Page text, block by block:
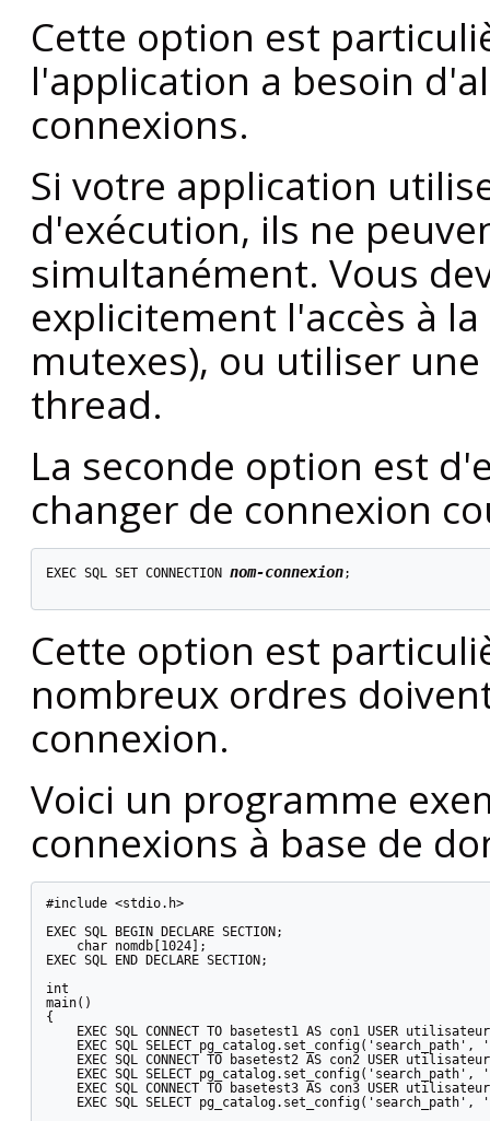
Cette option est
l'application a besoin
connexions.
Si votre application
d'exécution, ils ne
simultanément. Vous
explicitement l'accès à
mutexes), ou utiliser
thread.
La seconde option est
changer de connexion
EXEC SQL SET CONNECTION nom-connexion;
Cette option est
nombreux ordres
connexion.
Voici un programme
connexions à base de
#include <stdio.h>
EXEC SQL BEGIN DECLARE SECTION;
    char nomdb[1024];
EXEC SQL END DECLARE SECTION;
int
main()
{
EXEC SQL CONNECT TO basetest1 AS con1 USER
EXEC SQL SELECT pg_catalog.set_config('search_path',
EXEC SQL CONNECT TO basetest2 AS con2 USER
EXEC SQL SELECT pg_catalog.set_config('search_path',
EXEC SQL CONNECT TO basetest3 AS con3 USER
EXEC SQL SELECT pg_catalog.set_config('search_path',